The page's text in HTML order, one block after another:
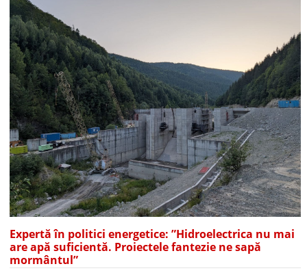
Expertă în politici energetice: ”Hidroelectrica nu mai
are apă suficientă. Proiectele fantezie ne sapă
mormântul”